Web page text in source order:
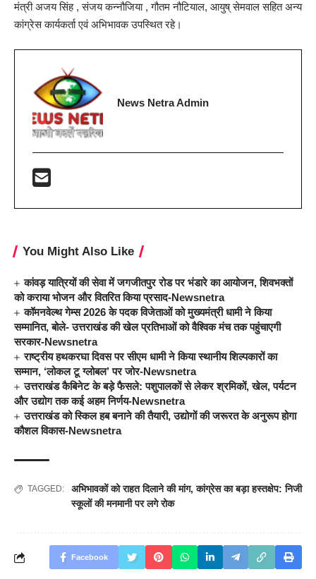
मंत्री अजय सिंह , संजय कन्नौजिया , गौतम नौटियाल, आयुष् सेमवाल सहित अन्य
कांग्रेस कार्यकर्ता एवं अभिभावक उपस्थित रहे।
News Netra Admin
You Might Also Like
कांवड़ यात्रियों की सेवा में जगजीतपुर रोड पर भंडारे का आयोजन, शिवभक्तों
को कराया भोजन और वितरित किया प्रसाद-Newsnetra
कॉमनवेल्थ गेम्स 2026 के पदक विजेताओं को मुख्यमंत्री धामी ने किया
सम्मानित, बोले- उत्तराखंड की खेल प्रतिभाओं को वैश्विक मंच तक पहुंचाएगी
सरकार-Newsnetra
राष्ट्रीय हथकरघा दिवस पर सीएम धामी ने किया स्थानीय शिल्पकारों का
सम्मान, ‘लोकल टू ग्लोबल’ पर जोर-Newsnetra
उत्तराखंड कैबिनेट के बड़े फैसले: पशुपालकों से लेकर श्रमिकों, खेल, पर्यटन
और उद्योग तक कई अहम निर्णय-Newsnetra
उत्तराखंड को स्किल हब बनाने की तैयारी, उद्योगों की जरूरत के अनुरूप होगा
कौशल विकास-Newsnetra
TAGGED: अभिभावकों को राहत दिलाने की मांग,कांग्रेस का बड़ा हस्तक्षेप: निजी
स्कूलों की मनमानी पर लगे रोक
Facebook